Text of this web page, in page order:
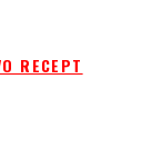
RECEPT